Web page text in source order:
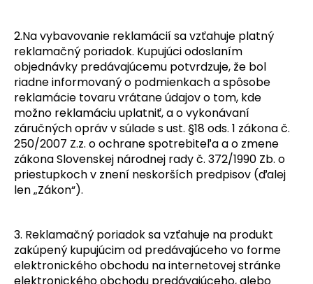
2.Na vybavovanie reklamácií sa vzťahuje platný
reklamačný poriadok. Kupujúci odoslaním
objednávky predávajúcemu potvrdzuje, že bol
riadne informovaný o podmienkach a spôsobe
reklamácie tovaru vrátane údajov o tom, kde
možno reklamáciu uplatniť, a o vykonávaní
záručných opráv v súlade s ust. §18 ods. 1 zákona č.
250/2007 Z.z. o ochrane spotrebiteľa a o zmene
zákona Slovenskej národnej rady č. 372/1990 Zb. o
priestupkoch v znení neskorších predpisov (ďalej
len „Zákon“).
3. Reklamačný poriadok sa vzťahuje na produkt
zakúpený kupujúcim od predávajúceho vo forme
elektronického obchodu na internetovej stránke
elektronického obchodu predávajúceho, alebo
HĽADAŤ
O
d
p
o
r
ú
č
m
e